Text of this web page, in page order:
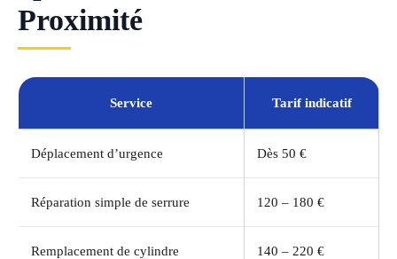
Proximité
Service Tarif indicatif
Déplacement d’urgence Dès 50 €
Réparation simple de serrure 120 – 180 €
Remplacement de cylindre 140 – 220 €